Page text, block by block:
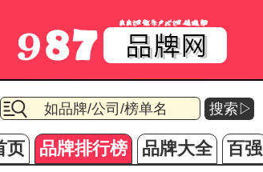
搜索▷
页 品牌排行榜 品牌大全 百强